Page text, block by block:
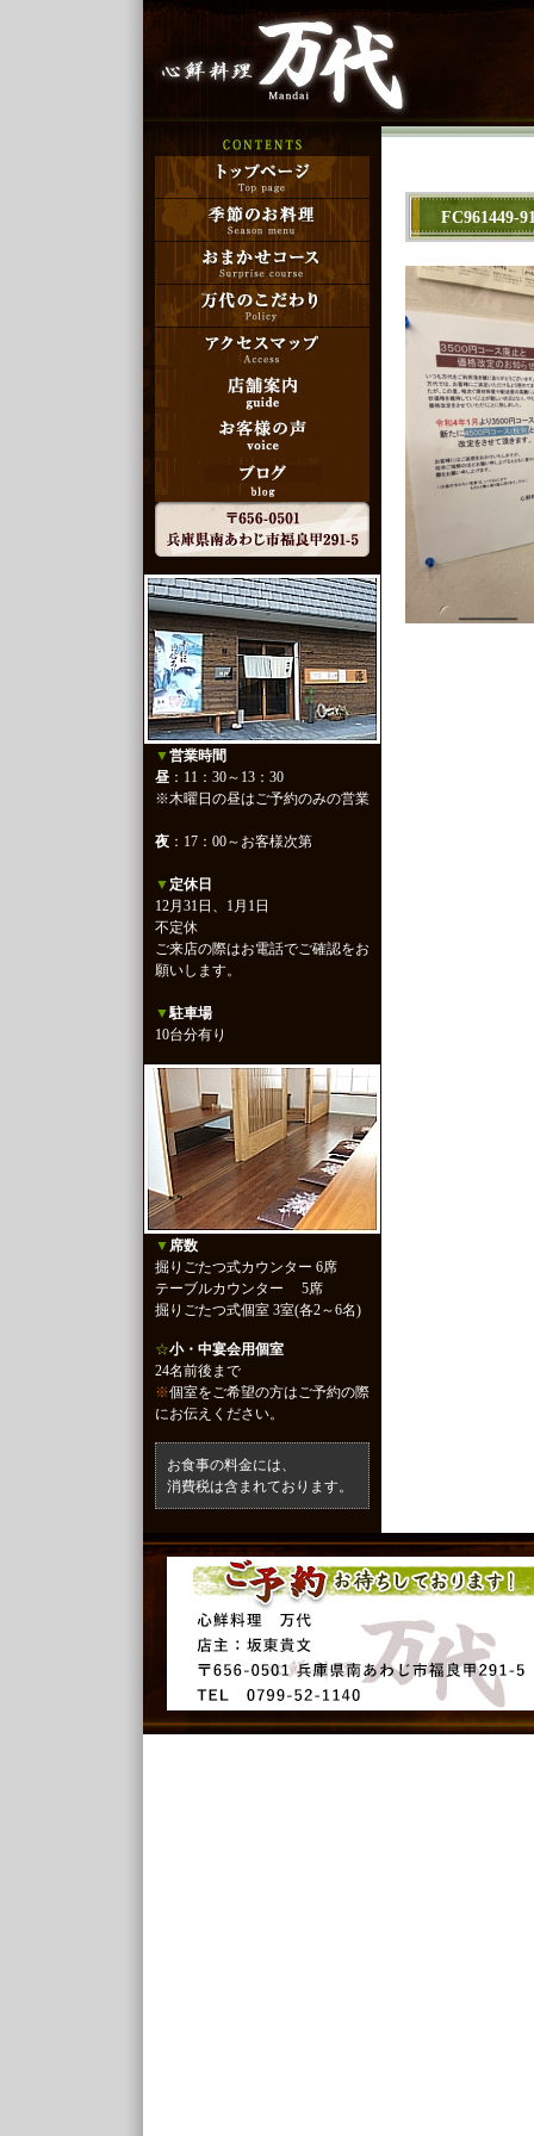
▼営業時間
昼 ：11：30～13：30
※木曜日の昼はご予約のみの営業
夜 ：17：00～お客様次第
▼ 定休日
12月31日、1月1日
不定休
ご来店の際はお電話でご確認をお
願いします。
▼駐車場
10台分有り
▼ 席数
掘りごたつ式カウンター 6席
テーブルカウンター 5席
掘りごたつ式個室 3室(各2～6名)
☆小・中宴会用個室
24名前後まで
※個室をご希望の方はご予約の際
にお伝えください。
お食事の料金には、
消費税は含まれております。
FC961449-